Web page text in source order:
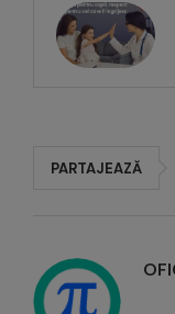
PARTAJEAZĂ